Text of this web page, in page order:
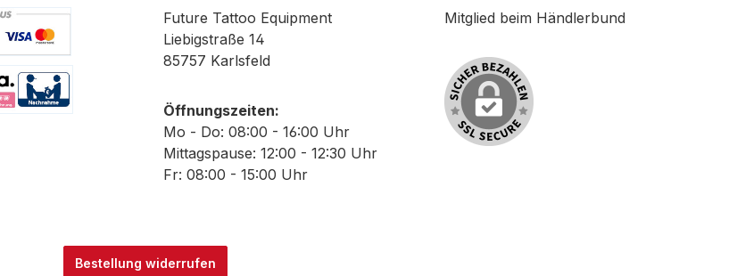
Future Tattoo Equipment
Liebigstraße 14
85757 Karlsfeld
Öffnungszeiten:
Mo - Do: 08:00 - 16:00 Uhr
Mittagspause: 12:00 - 12:30 Uhr
Fr: 08:00 - 15:00 Uhr
Mitglied beim Händlerbund
Bestellung widerrufen